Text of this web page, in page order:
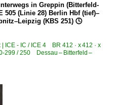
in Greppin (Bitterfeld-
505 (Linie 28) Berlin Hbf (tief)–
(KBS 251) 🕓
ICE - IC / ICE 4 BR 412 · x 412 · x
299 / 250 Dessau – Bitterfeld –